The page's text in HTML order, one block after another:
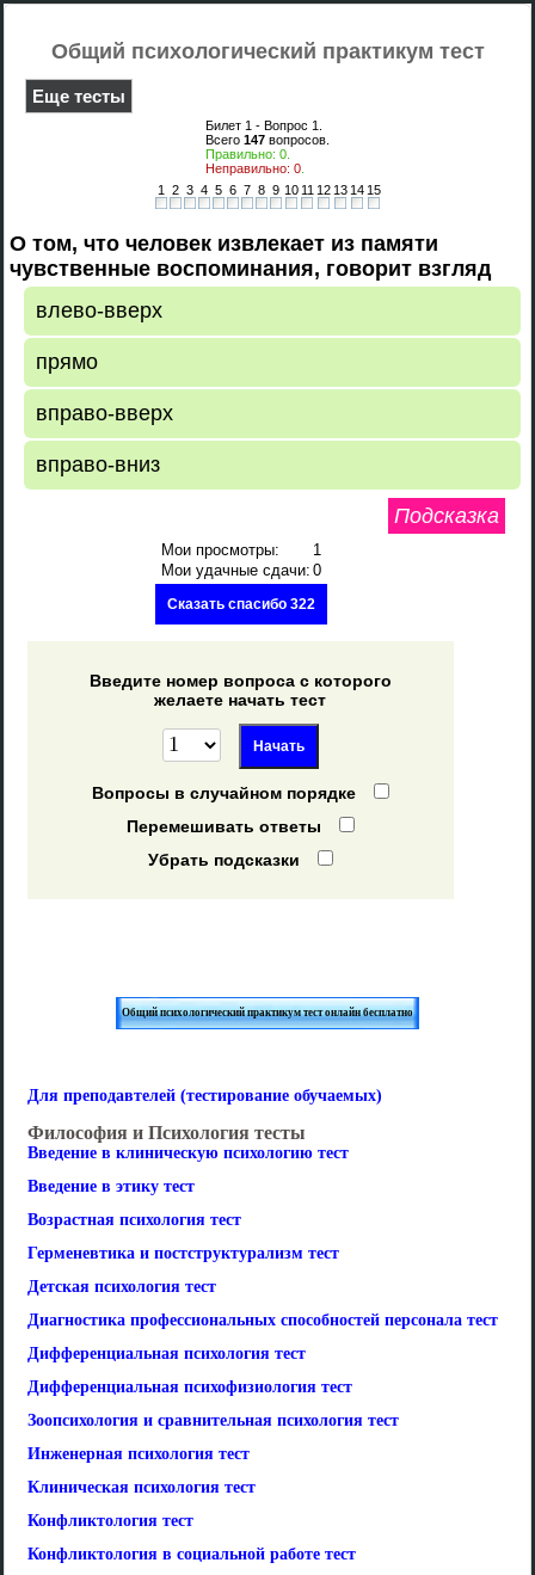
Общий психологический практикум тест
Еще тесты
Билет 1 - Вопрос 1
Всего 147 вопросов.
Правильно: 0
Неправильно: 0
1
2 3 4 5 6 7 8 9 10 11 12 13 14 15
О том, что человек извлекает из памяти
чувственные воспоминания, говорит взгляд
влево-вверх
прямо
вправо-вверх
вправо-вниз
Подсказка
Мои просмотры:
1
Мои удачные сдачи: 0
Сказать спасибо 322
Введите номер вопроса с которого
желаете начать тест
Вопросы в случайном порядке
Перемешивать ответы
Убрать подсказки
Общий психологический практикум тест онлайн бесплатно
Для преподавтелей (тестирование обучаемых)
Философия и Психология тесты
Введение в клиническую психологию тест
Введение в этику тест
Возрастная психология тест
Герменевтика и постструктурализм тест
Детская психология тест
Диагностика профессиональных способностей персонала тест
Дифференциальная психология тест
Дифференциальная психофизиология тест
Зоопсихология и сравнительная психология тест
Инженерная психология тест
Клиническая психология тест
Конфликтология тест
Конфликтология в социальной работе тест